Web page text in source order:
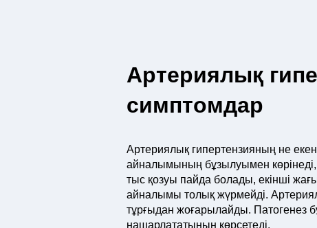
Артериялық
симптомдар
Артериялық гипертензияның не
айналымының бұзылуымен
тыс қозуы пайда болады, екінші
айналымы толық жүрмейді.
тұрғыдан жоғарылайды. Патогенез
нашарлататынын көрсетеді.